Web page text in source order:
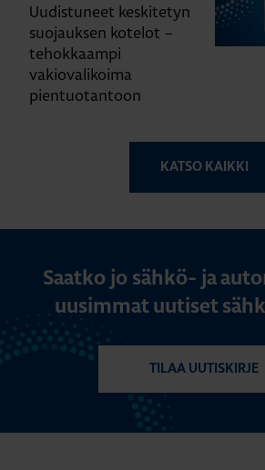
Uudistuneet keskitetyn
suojauksen kotelot –
tehokkaampi
vakiovalikoima
pientuotantoon
KATSO KAIKKI
Saatko jo sähkö- ja
uusimmat uutiset
TILAA UUTISKIRJE